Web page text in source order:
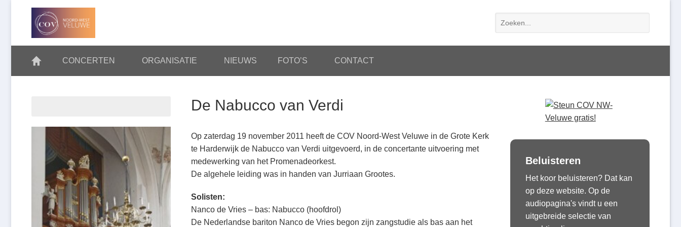
Skip
navigation
CONCERTEN ORGANISATIE NIEUWS FOTO’S CONTACT
De Nabucco van Verdi
Op zaterdag 19 november 2011 heeft de COV Noord-West Veluwe in de Grote Kerk
te Harderwijk de Nabucco van Verdi uitgevoerd, in de concertante uitvoering met
medewerking van het Promenadeorkest.
De algehele leiding was in handen van Jurriaan Grootes.
Solisten:
Nanco de Vries – bas: Nabucco (hoofdrol)
De Nederlandse bariton Nanco de Vries begon zijn zangstudie als bas aan het
Beluisteren
Het koor beluisteren? Dat kan
op deze website. Op de
audiopagina's vindt u een
uitgebreide selectie van